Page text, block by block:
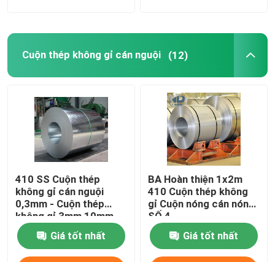
Cuộn thép không gỉ cán nguội (12)
410 SS Cuộn thép
không gỉ cán nguội
0,3mm - Cuộn thép
không gỉ 3mm 10mm
Giá tốt nhất
BA Hoàn thiện 1x2m
410 Cuộn thép không
gỉ Cuộn nóng cán nóng
SỐ 4
Giá tốt nhất